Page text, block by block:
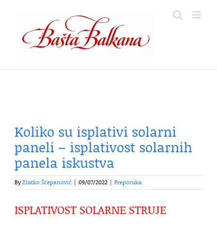
content
Koliko su isplativi solarni
paneli – isplativost solarnih
panela iskustva
ByZlatko Šćepanović 09/07/2022 Preporuka
ISPLATIVOST SOLARNE STRUJE